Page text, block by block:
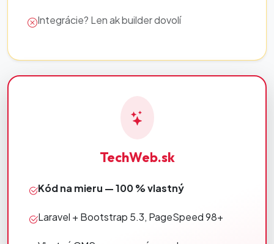
Integrácie? Len ak builder dovolí
TechWeb.sk
Kód na mieru — 100 % vlastný
Laravel + Bootstrap 5.3, PageSpeed 98+